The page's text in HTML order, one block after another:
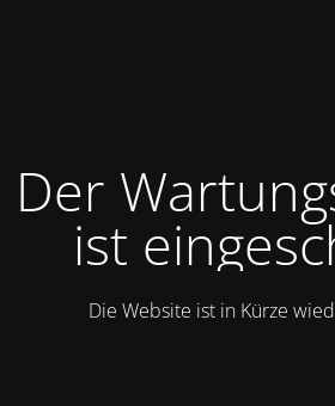
Der
ist
Die Website ist in Kürze